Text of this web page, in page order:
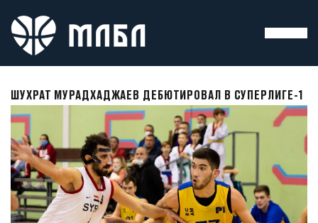
ШУХРАТ МУРАДХАДЖАЕВ ДЕБЮТИРОВАЛ В СУПЕРЛИГЕ-1